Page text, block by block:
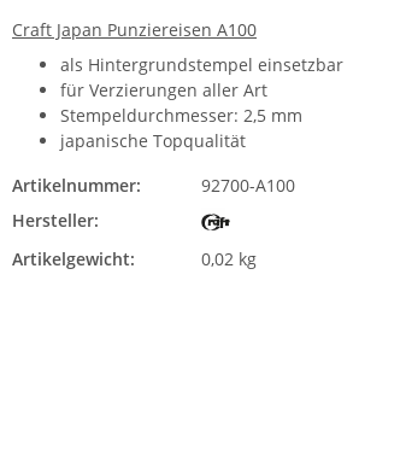
Craft Japan Punziereisen A100
als Hintergrundstempel einsetzbar
für Verzierungen aller Art
Stempeldurchmesser: 2,5 mm
japanische Topqualität
Artikelnummer:
92700-A100
Hersteller:
Artikelgewicht:
0,02 kg